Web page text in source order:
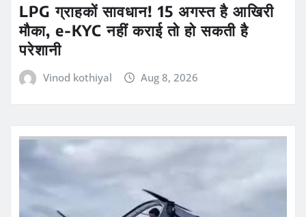
LPG ग्राहकों सावधान! 15 अगस्त है आखिरी
मौका, e-KYC नहीं कराई तो हो सकती है
परेशानी
Vinod kothiyal Aug 8, 2026